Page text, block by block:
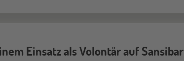
Einsatz als Volontär auf Sansibar